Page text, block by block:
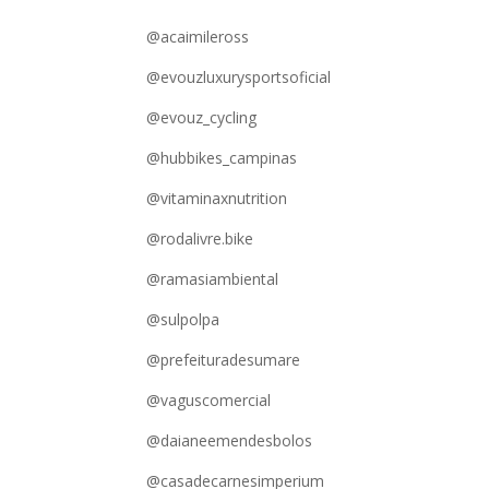
@acaimileross
@evouzluxurysportsoficial
@evouz_cycling
@hubbikes_campinas
@vitaminaxnutrition
@rodalivre.bike
@ramasiambiental
@sulpolpa
@prefeituradesumare
@vaguscomercial
@daianeemendesbolos
@casadecarnesimperium